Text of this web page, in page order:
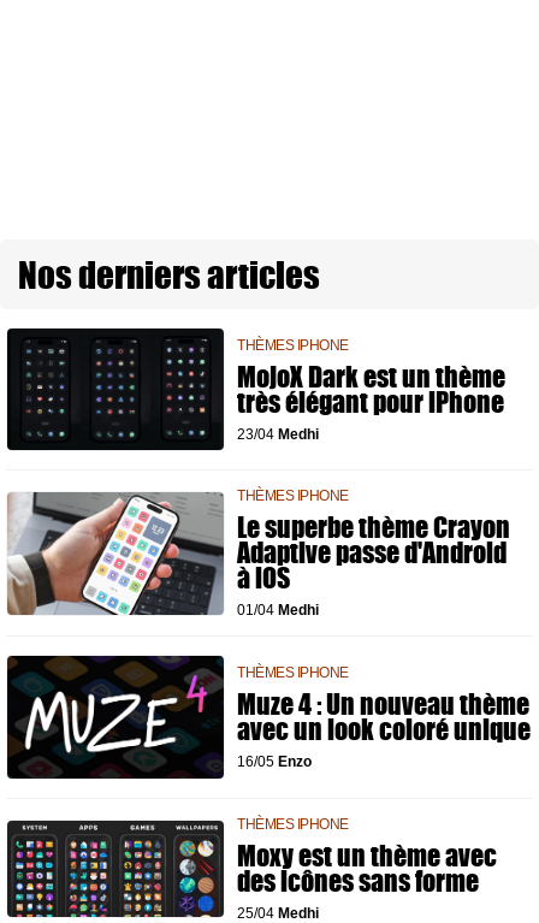
Nos derniers articles
THÈMES IPHONE
MojoX Dark est un thème
très élégant pour iPhone
23/04 Medhi
THÈMES IPHONE
Le superbe thème Crayon
Adaptive passe d'Android
à iOS
01/04 Medhi
THÈMES IPHONE
Muze 4 : Un nouveau thème
avec un look coloré unique
16/05 Enzo
THÈMES IPHONE
Moxy est un thème avec
des icônes sans forme
25/04 Medhi